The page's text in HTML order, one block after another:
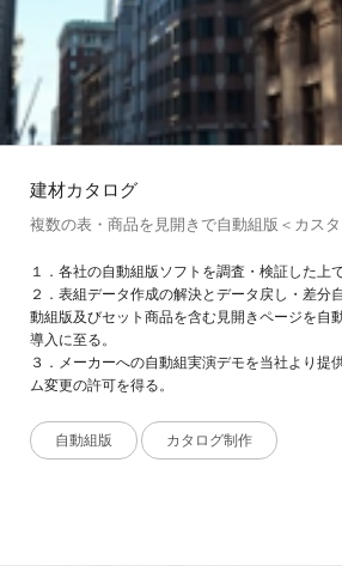
建材カタログ
複数の表・商品を見開きで自動組版＜カス
１．各社の自動組版ソフトを調査・検証した上
２．表組データ作成の解決とデータ戻し・差分
動組版及びセット商品を含む見開きページを自
導入に至る。
３．メーカーへの自動組実演デモを当社より提
ム変更の許可を得る。
自動組版 カタログ制作